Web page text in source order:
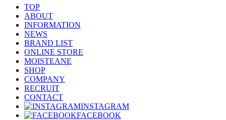
TOP
ABOUT
INFORMATION
NEWS
BRAND LIST
ONLINE STORE
MOISTEANE
SHOP
COMPANY
RECRUIT
CONTACT
INSTAGRAM
FACEBOOK